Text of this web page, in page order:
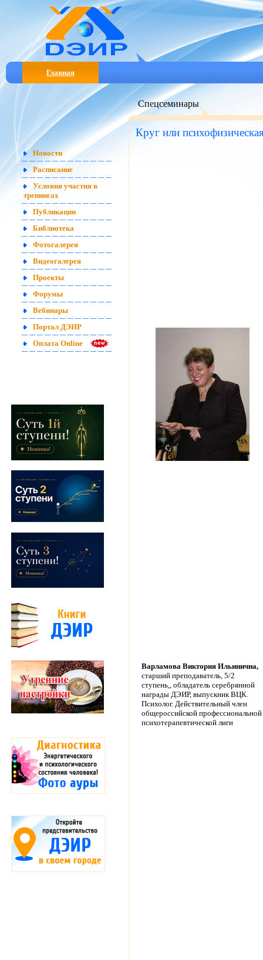
Главная
Новости
Расписание
Условия участия в
тренингах
Публикации
Библиотека
Фотогалерея
Видеогалерея
Проекты
Форумы
Вебинары
Портал ДЭИР
Оплата Online
Спецсеминары
Круг или
Варламова Виктория Ильинична,
старший преподаватель, 5/2
ступень,, обладатель серебрянной
награды ДЭИР, выпускник ВЦК.
Психолог. Действительный член
общероссийской профессиональной
психотерапевтической лиги